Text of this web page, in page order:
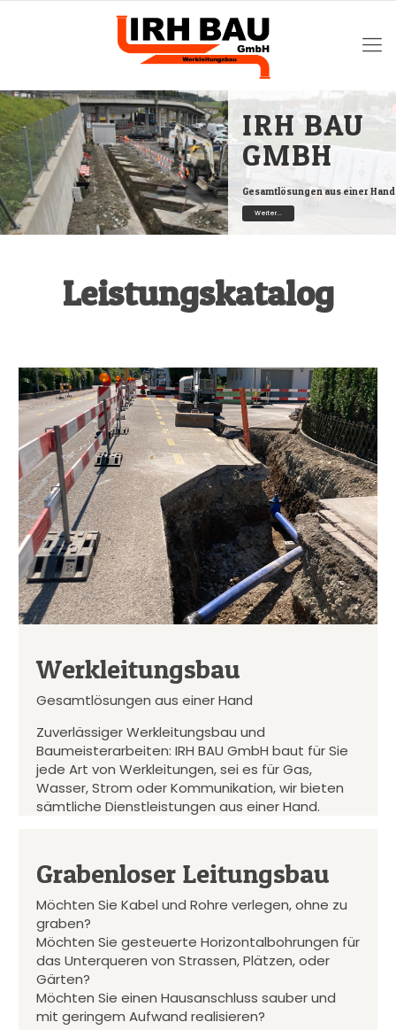
IRH BAU
GMBH
Gesamtlösungen aus einer
Weiter...
Leistungskatalog
Werkleitungsbau
Gesamtlösungen aus einer Hand
Zuverlässiger Werkleitungsbau und
Baumeisterarbeiten: IRH BAU GmbH baut für Sie
jede Art von Werkleitungen, sei es für Gas,
Wasser, Strom oder Kommunikation, wir bieten
sämtliche Dienstleistungen aus einer Hand.
Grabenloser Leitungsbau
Möchten Sie Kabel und Rohre verlegen, ohne zu
graben?
Möchten Sie gesteuerte Horizontalbohrungen für
das Unterqueren von Strassen, Plätzen, oder
Gärten?
Möchten Sie einen Hausanschluss sauber und
mit geringem Aufwand realisieren?